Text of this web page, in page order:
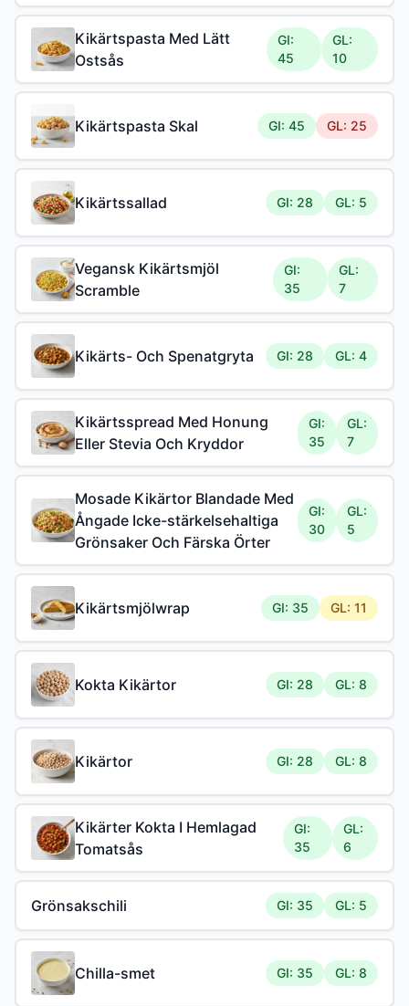
Kikärtspasta Med Lätt
Ostsås
GI:
45
GL:
10
Kikärtspasta Skal GI: 45 GL: 25
Kikärtssallad GI: 28 GL: 5
Vegansk Kikärtsmjöl
Scramble
GI:
35
GL:
7
Kikärts- Och Spenatgryta GI: 28 GL: 4
Kikärtsspread Med Honung
Eller Stevia Och Kryddor
GI:
35
GL:
7
Mosade Kikärtor Blandade Med
Ångade Icke-stärkelsehaltiga
Grönsaker Och Färska Örter
GI:
30
GL:
5
Kikärtsmjölwrap GI: 35 GL: 11
Kokta Kikärtor GI: 28 GL: 8
Kikärtor GI: 28 GL: 8
Kikärter Kokta I Hemlagad
Tomatsås
GI:
35
GL:
6
Grönsakschili GI: 35 GL: 5
Chilla-smet GI: 35 GL: 8